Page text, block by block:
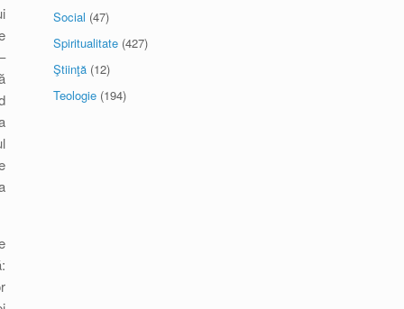
Social (47)
Spiritualitate (427)
Ştiinţă (12)
Teologie (194)